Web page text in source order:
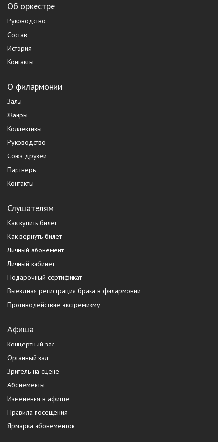
Об оркестре
Руководство
Состав
История
Контакты
О филармонии
Залы
Жанры
Коллективы
Руководство
Союз друзей
Партнеры
Контакты
Слушателям
Как купить билет
Как вернуть билет
Личный абонемент
Личный кабинет
Подарочный сертификат
Выездная регистрация брака в филармонии
Противодействие экстремизму
Афиша
Концертный зал
Органный зал
Зритель на сцене
Абонементы
Изменения в афише
Правила посещения
Ярмарка абонементов